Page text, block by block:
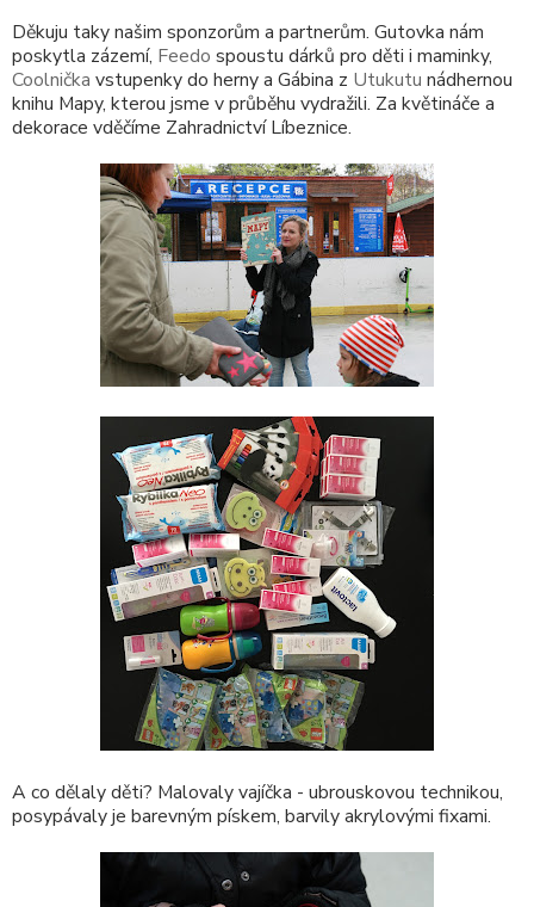
Děkuju taky našim sponzorům a partnerům. Gutovka nám
poskytla zázemí, Feedo spoustu dárků pro děti i maminky,
Coolnička vstupenky do herny a Gábina z Utukutu nádhernou
knihu Mapy, kterou jsme v průběhu vydražili. Za květináče a
dekorace vděčíme Zahradnictví Líbeznice.
A co dělaly děti? Malovaly vajíčka - ubrouskovou technikou,
posypávaly je barevným pískem, barvily akrylovými fixami.